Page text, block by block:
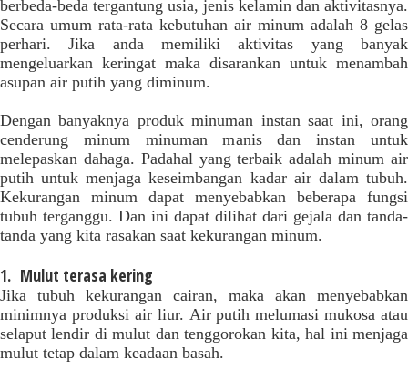
berbeda-beda tergantung usia, jenis kelamin dan aktivitasnya.
Secara umum rata-rata kebutuhan air minum adalah 8 gelas
perhari. Jika anda memiliki aktivitas yang banyak
mengeluarkan keringat maka disarankan untuk menambah
asupan air putih yang diminum.
Dengan banyaknya produk minuman instan saat ini, orang
cenderung minum minuman manis dan instan untuk
melepaskan dahaga. Padahal yang terbaik adalah minum air
putih untuk menjaga keseimbangan kadar air dalam tubuh.
Kekurangan minum dapat menyebabkan beberapa fungsi
tubuh terganggu. Dan ini dapat dilihat dari gejala dan tanda-
tanda yang kita rasakan saat kekurangan minum.
1. Mulut terasa kering
Jika tubuh kekurangan cairan, maka akan menyebabkan
minimnya produksi air liur. Air putih melumasi mukosa atau
selaput lendir di mulut dan tenggorokan kita, hal ini menjaga
mulut tetap dalam keadaan basah.